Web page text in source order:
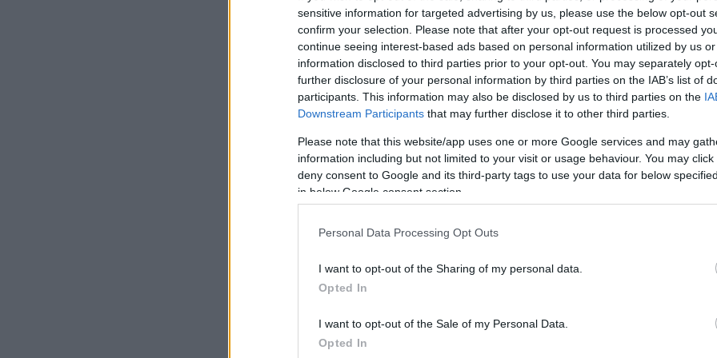
sensitive information for targeted advertising by us, please use the below opt-out
confirm your selection. Please note that after your opt-out request is processed
continue seeing interest-based ads based on personal information utilized by us
information disclosed to third parties prior to your opt-out. You may separately
further disclosure of your personal information by third parties on the IAB’s list of
participants. This information may also be disclosed by us to third parties on the
Downstream Participants that may further disclose it to other third parties.
Please note that this website/app uses one or more Google services and may
information including but not limited to your visit or usage behaviour. You may
deny consent to Google and its third-party tags to use your data for below
in below Google consent section.
Personal Data Processing Opt Outs
I want to opt-out of the Sharing of my personal data.
Opted In
I want to opt-out of the Sale of my Personal Data.
Opted In
ΔΙΑΦΗΜΙΣΗ